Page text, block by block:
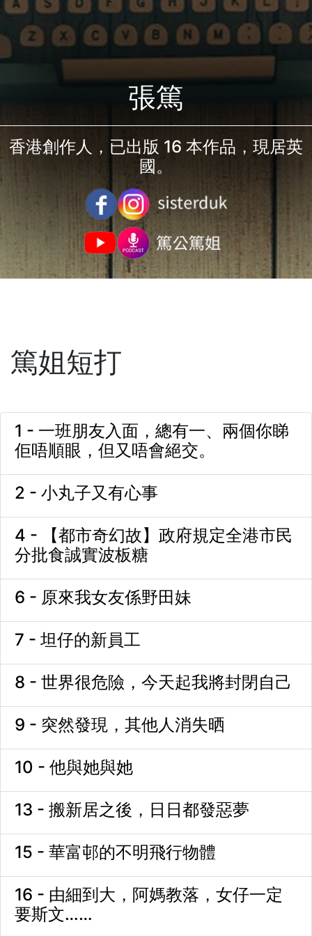
張篤
香港創作人，已出版 16 本作品，現居英
國。
篤姐短打
1 - 一班朋友入面，總有一、兩個你睇
佢唔順眼，但又唔會絕交。
2 - 小丸子又有心事
4 - 【都市奇幻故】政府規定全港市民
分批食誠實波板糖
6 - 原來我女友係野田妹
7 - 坦仔的新員工
8 - 世界很危險，今天起我將封閉自己
9 - 突然發現，其他人消失晒
10 - 他與她與她
13 - 搬新居之後，日日都發惡夢
15 - 華富邨的不明飛行物體
16 - 由細到大，阿媽教落，女仔一定
要斯文……